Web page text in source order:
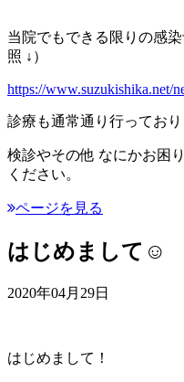
当院でもできる限りの感
照 ↓）
https://www.suzukishika.net/
診療も通常通り行っており
検診やその他 なにかお困
ください。
ページを見る
はじめまして☺︎
2020年04月29日
はじめまして！